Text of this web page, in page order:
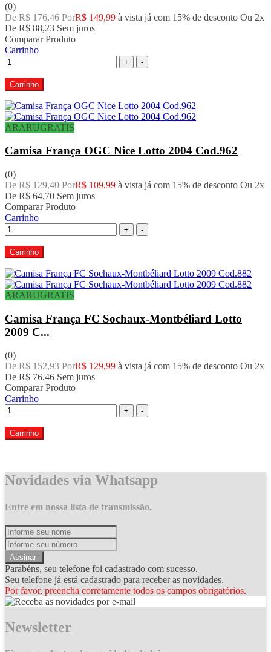
(0)
De R$ 176,46 PorR$ 149,99 à vista já com 15% de desconto Ou 2x
De R$ 88,23 Sem juros
Comparar Produto
Carrinho
+ -
Carrinho
ARARUGRATIS
Camisa França OGC Nice Lotto 2004 Cod.962
(0)
De R$ 129,40 PorR$ 109,99 à vista já com 15% de desconto Ou 2x
De R$ 64,70 Sem juros
Comparar Produto
Carrinho
+ -
Carrinho
ARARUGRATIS
Camisa França FC Sochaux-Montbéliard Lotto
2009 C...
(0)
De R$ 152,93 PorR$ 129,99 à vista já com 15% de desconto Ou 2x
De R$ 76,46 Sem juros
Comparar Produto
Carrinho
+ -
Carrinho
Novidades via Whatsapp
Entre em nossa lista de transmissão.
Assinar
Parabéns, seu telefone foi cadastrado com sucesso.
Seu telefone já está cadastrado para receber as novidades.
Por favor, preencha corretamente todos os campos obrigatórios.
Newsletter